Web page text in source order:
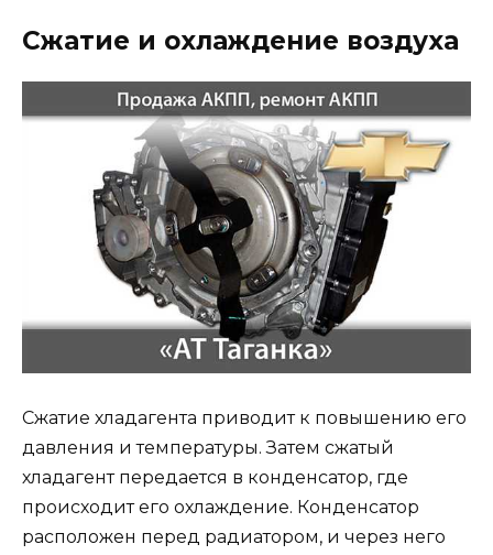
Сжатие и охлаждение воздуха
Сжатие хладагента приводит к повышению его
давления и температуры. Затем сжатый
хладагент передается в конденсатор, где
происходит его охлаждение. Конденсатор
расположен перед радиатором, и через него